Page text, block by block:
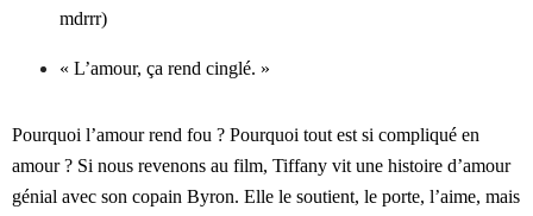
mdrrr)
« L’amour, ça rend cinglé. »
Pourquoi l’amour rend fou ? Pourquoi tout est si compliqué en
amour ? Si nous revenons au film, Tiffany vit une histoire d’amour
génial avec son copain Byron. Elle le soutient, le porte, l’aime, mais